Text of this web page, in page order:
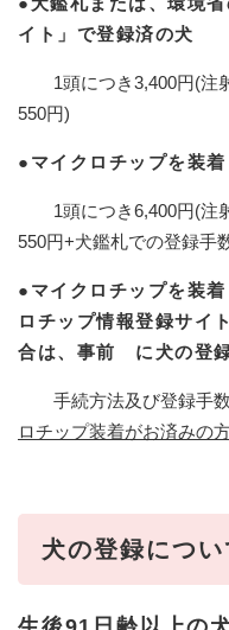
イト」で登録済の犬
1頭につき3,400円(注
550円)
●マイクロチップを装
1頭につき6,400円(注
550円+犬鑑札での登録手
●マイクロチップを装
ロチップ情報登録サイ
合は、事前 に犬の登録
手続方法及び登録手数
ロチップ装着がお済みの
犬の登録につい